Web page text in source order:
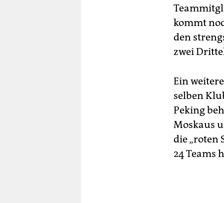
kommt
den
zwei
Ein
selben
Peking
Moskaus
die „roten
24 Teams